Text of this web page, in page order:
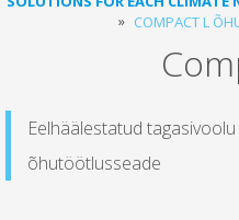
COMPACT L
Eelhäälestatud
õhutöötlusseade